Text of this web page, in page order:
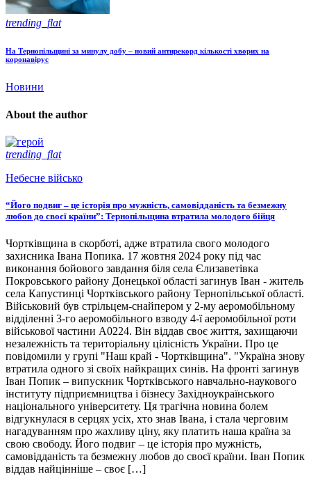
trending_flat
На Тернопільщині за минулу добу – новий антирекорд кількості хворих на
коронавірус
Новини
About the author
trending_flat
Небесне військо
“Його подвиг – це історія про мужність, самовідданість та безмежну
любов до своєї країни”: Тернопільщина втратила молодого бійця
Чортківщина в скорботі, адже втратила свого молодого
захисника Івана Попика. 17 жовтня 2024 року під час
виконання бойового завдання біля села Єлизаветівка
Покровського району Донецької області загинув Іван - житель
села Капустинці Чортківського району Тернопільської області.
Військовий був стрільцем-снайпером у 2-му аеромобільному
відділенні 3-го аеромобільного взводу 4-ї аеромобільної роти
військової частини А0224. Він віддав своє життя, захищаючи
незалежність та територіальну цілісність України. Про це
повідомили у групі "Наш край - Чортківщина". "Україна знову
втратила одного зі своїх найкращих синів. На фронті загинув
Іван Попик – випускник Чортківського навчально-наукового
інституту підприємництва і бізнесу Західноукраїнського
національного університету. Ця трагічна новина болем
відгукнулася в серцях усіх, хто знав Івана, і стала черговим
нагадуванням про жахливу ціну, яку платить наша країна за
свою свободу. Його подвиг – це історія про мужність,
самовідданість та безмежну любов до своєї країни. Іван Попик
віддав найцінніше – своє […]